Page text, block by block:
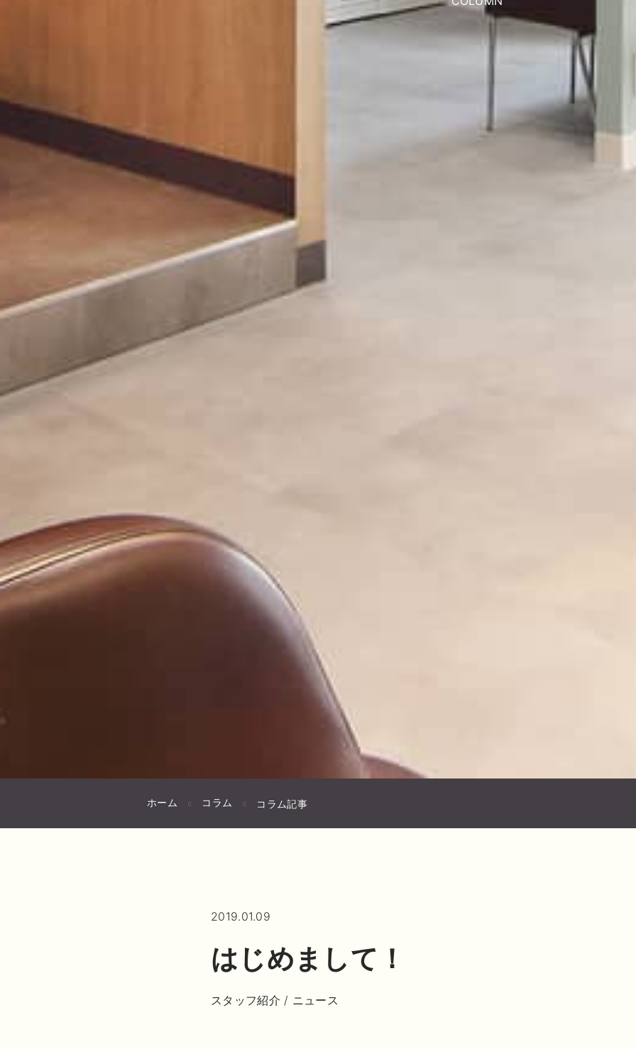
ホーム コラム コラム記事
2019.01.09
はじめまして！
スタッフ紹介 / ニュース